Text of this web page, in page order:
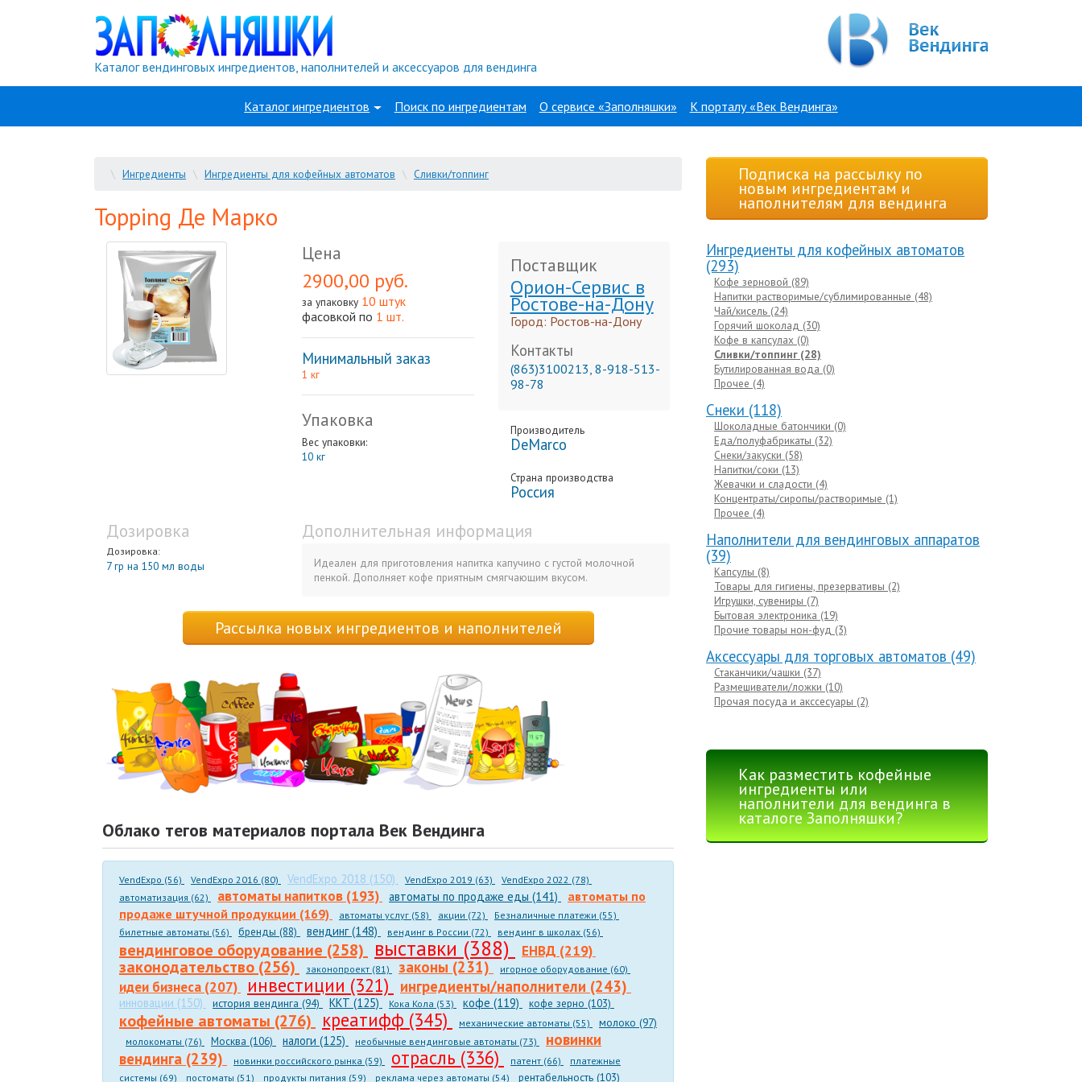
Каталог вендинговых ингредиентов, наполнителей и аксессуаров для вендинга
Каталог ингредиентов Поиск по ингредиентам О сервисе «Заполняшки» К порталу «Век Вендинга»
\ Ингредиенты \ Ингредиенты для кофейных автоматов \ Сливки/топпинг
Topping Де Марко
Цена
2900,00 руб.
за упаковку 10 штук
фасовкой по 1 шт.
Минимальный заказ
1 кг
Упаковка
Вес упаковки:
10 кг
Поставщик
Орион-Сервис в
Ростове-на-Дону
Город: Ростов-на-Дону
Контакты
(863)3100213, 8-918-513-
98-78
Производитель
DeMarco
Страна производства
Россия
Дозировка
Дозировка:
7 гр на 150 мл воды
Дополнительная информация
Идеален для приготовления напитка капучино с густой молочной
пенкой. Дополняет кофе приятным смягчающим вкусом.
Рассылка новых ингредиентов и наполнителей
Облако тегов материалов портала Век Вендинга
VendExpo (56) VendExpo 2016 (80) VendExpo 2018 (150) VendExpo 2019 (63)
VendExpo 2022 (78)
автоматизация (62)
автоматы напитков (193) автоматы по продаже еды (141)
автоматы по
продаже штучной продукции (169)
автоматы услуг (58) акции (72)
Безналичные платежи (55)
билетные автоматы (56)
бренды (88) вендинг (148) вендинг в России (72) вендинг в школах (56)
вендинговое оборудование (258) выставки (388) ЕНВД (219)
законодательство (256) законопроект (81) законы (231) игорное оборудование (60)
идеи бизнеса (207) инвестиции (321) ингредиенты/наполнители (243)
инновации (150) история вендинга (94) ККТ (125) Кока Кола (53) кофе (119) кофе зерно (103)
кофейные автоматы (276) креатифф (345) механические автоматы (55) молоко (97)
молокоматы (76) Москва (106) налоги (125) необычные вендинговые автоматы (73)
новинки
вендинга (239)
новинки российского рынка (59) отрасль (336) патент (66)
платежные
системы (69)
постоматы (51) продукты питания (59) реклама через автоматы (54) рентабельность (103)
Подписка на рассылку по
новым ингредиентам и
наполнителям для вендинга
Ингредиенты для кофейных автоматов
(293)
Кофе зерновой (89)
Напитки растворимые/сублимированные (48)
Чай/кисель (24)
Горячий шоколад (30)
Кофе в капсулах (0)
Сливки/топпинг (28)
Бутилированная вода (0)
Прочее (4)
Cнеки (118)
Шоколадные батончики (0)
Еда/полуфабрикаты (32)
Снеки/закуски (58)
Напитки/соки (13)
Жевачки и сладости (4)
Концентраты/сиропы/растворимые (1)
Прочее (4)
Наполнители для вендинговых аппаратов
(39)
Капсулы (8)
Товары для гигиены, презервативы (2)
Игрушки, сувениры (7)
Бытовая электроника (19)
Прочие товары нон-фуд (3)
Аксессуары для торговых автоматов (49)
Стаканчики/чашки (37)
Размешиватели/ложки (10)
Прочая посуда и акссесуары (2)
Как разместить кофейные
ингредиенты или
наполнители для вендинга в
каталоге Заполняшки?